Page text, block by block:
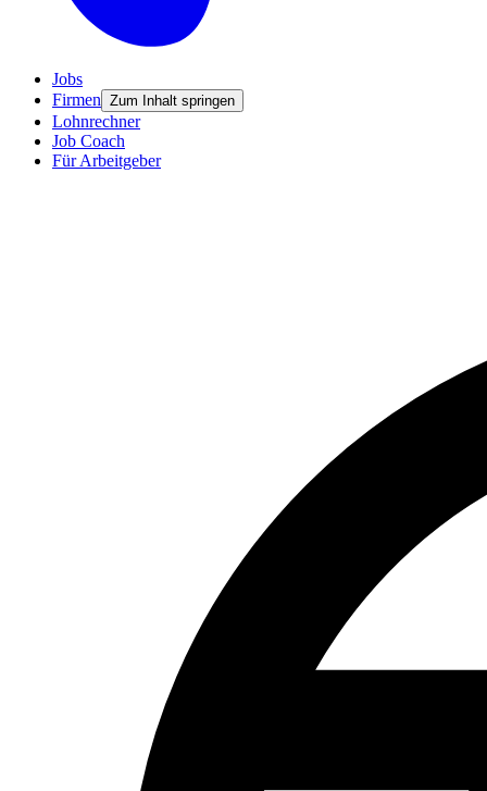
Jobs
Firmen Zum Inhalt springen
Lohnrechner
Job Coach
Für Arbeitgeber